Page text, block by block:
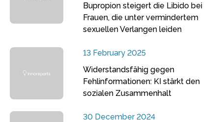
Bupropion steigert die Libido bei
Frauen, die unter vermindertem
sexuellen Verlangen leiden
13 February 2025
Widerstandsfähig gegen
Fehlinformationen: KI stärkt den
sozialen Zusammenhalt
30 December 2024